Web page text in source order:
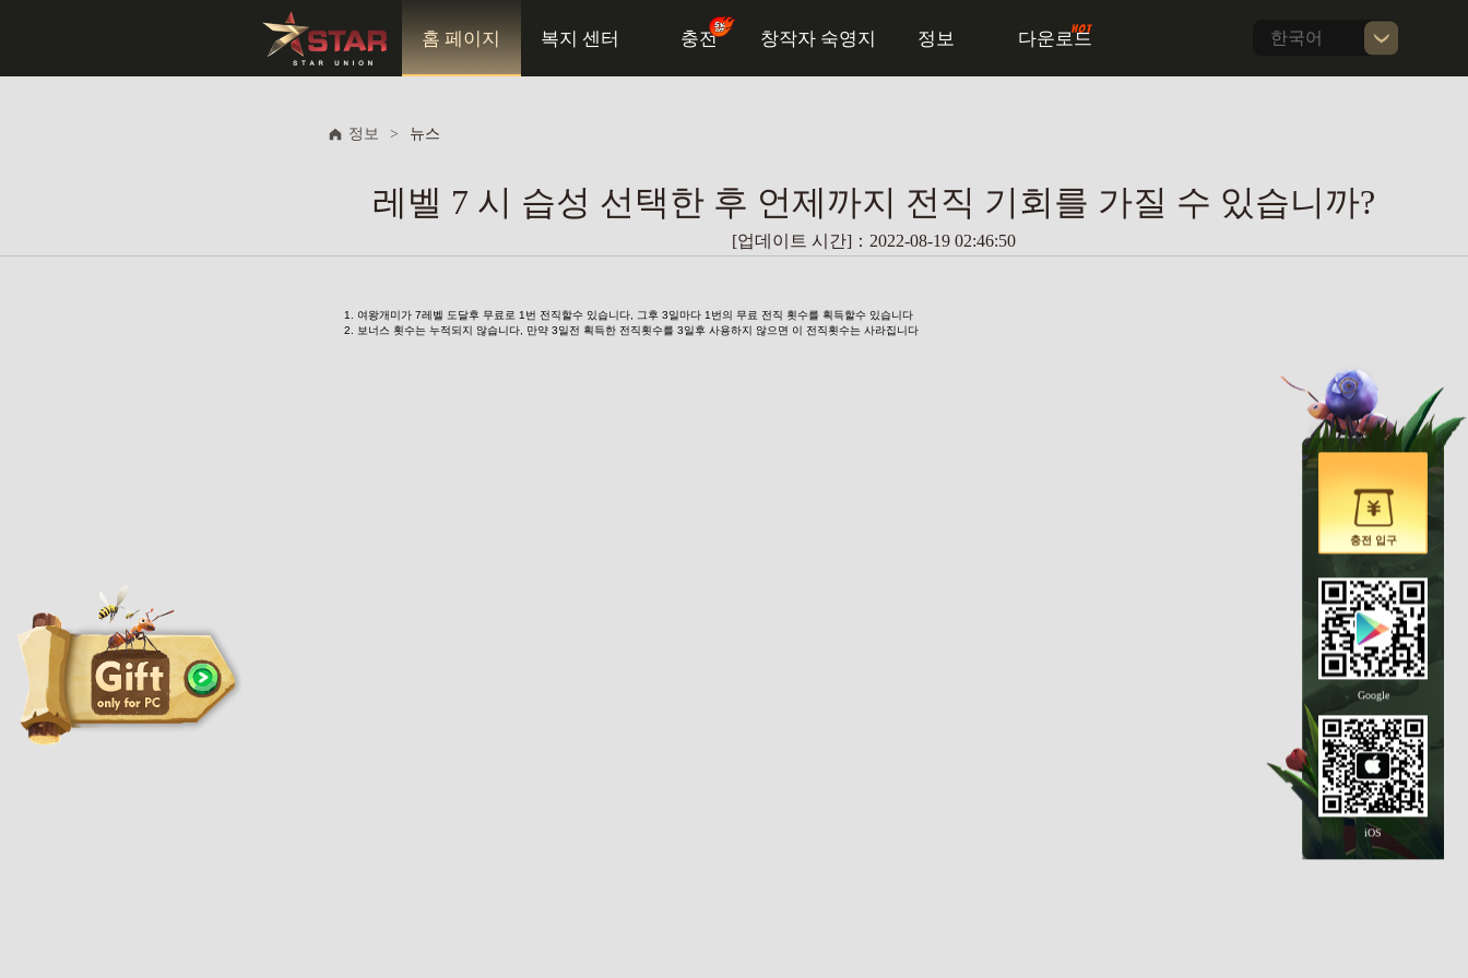
홈 페이지 복지 센터 충전 창작자 숙영지 정보 다운로드 한국어
정보 > 뉴스
레벨 7 시 습성 선택한 후 언제까지 전직 기회를 가질 수 있습니까?
[업데이트 시간]：2022-08-19 02:46:50
1. 여왕개미가 7레벨 도달후 무료로 1번 전직할수 있습니다, 그후 3일마다 1번의 무료 전직 횟수를 획득할수 있습니다
2. 보너스 횟수는 누적되지 않습니다, 만약 3일전 획득한 전직횟수를 3일후 사용하지 않으면 이 전직횟수는 사라집니다
충전 입구
Google
iOS